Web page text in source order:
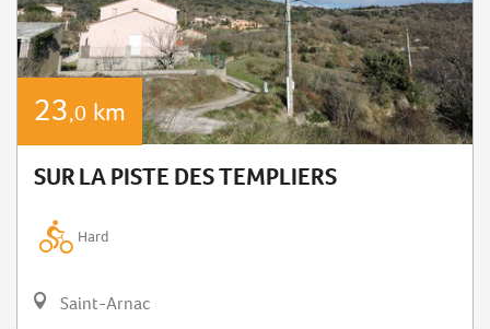
23,0 km
SUR LA PISTE DES TEMPLIERS
Hard
Saint-Arnac